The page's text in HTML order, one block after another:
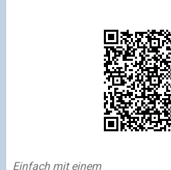
Einfach mit einem